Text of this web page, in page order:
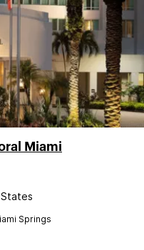
Miami
Springs